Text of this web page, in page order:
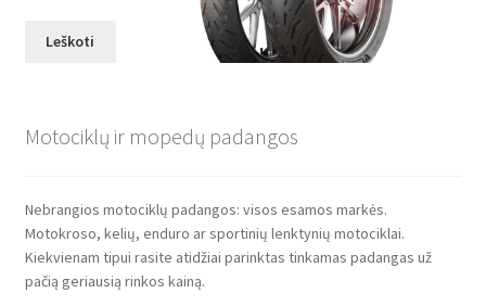
Leškoti
Motociklų ir mopedų padangos
Nebrangios motociklų padangos: visos esamos markės.
Motokroso, kelių, enduro ar sportinių lenktynių motociklai.
Kiekvienam tipui rasite atidžiai parinktas tinkamas padangas už
pačią geriausią rinkos kainą.